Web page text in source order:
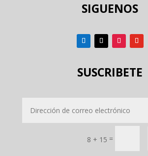
SIGUENOS
SUSCRIBETE
8 + 15 =